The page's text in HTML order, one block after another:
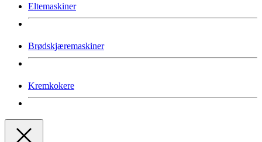
Eltemaskiner
Brødskjæremaskiner
Kremkokere